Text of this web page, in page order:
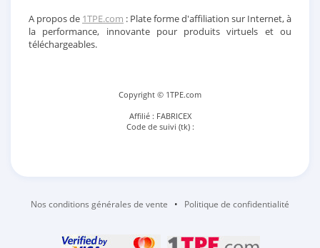
A propos de 1TPE.com : Plate forme d'affiliation sur Internet, à
la performance, innovante pour produits virtuels et ou
téléchargeables.
Copyright © 1TPE.com
Affilié : FABRICEX
Code de suivi (tk) :
Nos conditions générales de vente • Politique de confidentialité